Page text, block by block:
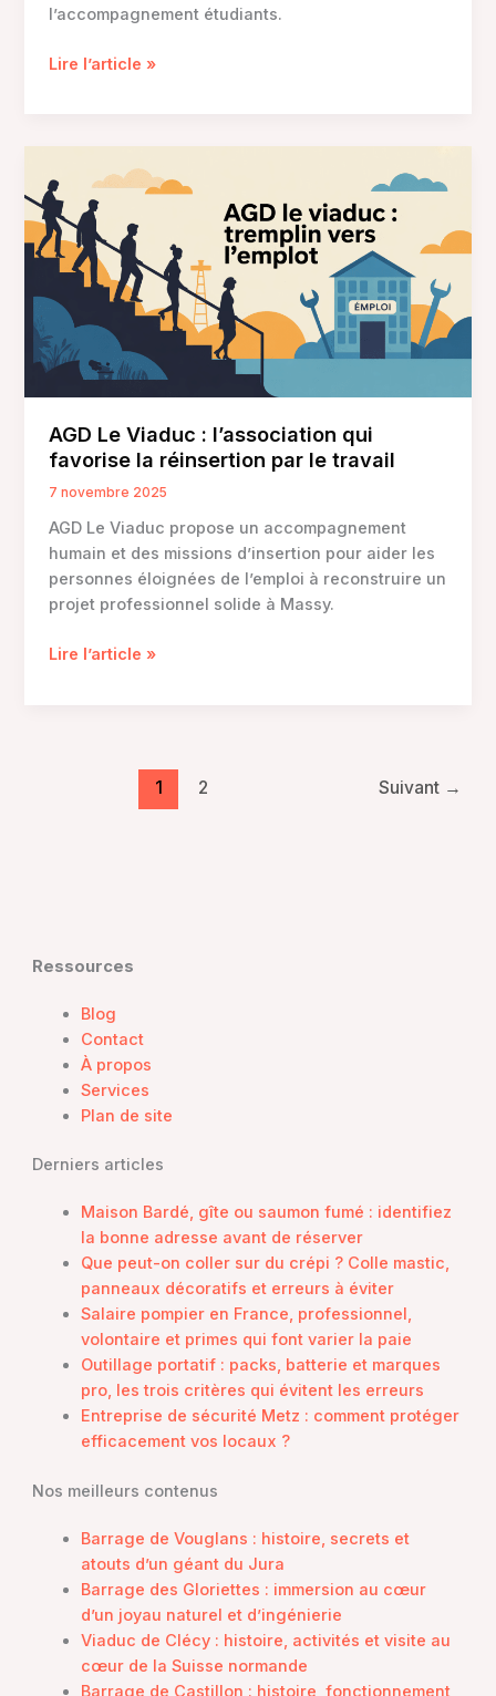
l’accompagnement étudiants.
École
:
comprendre
ses
atouts,
parcours
opportunités
Lire l’article »
AGD Le Viaduc : l’association qui
favorise la réinsertion par le travail
7 novembre 2025
AGD Le Viaduc propose un accompagnement
humain et des missions d’insertion pour aider les
personnes éloignées de l’emploi à reconstruire un
projet professionnel solide à Massy.
AGD
Lire l’article »
1 2 Suivant →
Ressources
Blog
Contact
À propos
Services
Plan de site
Derniers articles
Maison Bardé, gîte ou saumon fumé : identifiez
la bonne adresse avant de réserver
Que peut-on coller sur du crépi ? Colle mastic,
panneaux décoratifs et erreurs à éviter
Salaire pompier en France, professionnel,
volontaire et primes qui font varier la paie
Outillage portatif : packs, batterie et marques
pro, les trois critères qui évitent les erreurs
Entreprise de sécurité Metz : comment protéger
efficacement vos locaux ?
Nos meilleurs contenus
Barrage de Vouglans : histoire, secrets et
atouts d’un géant du Jura
Barrage des Gloriettes : immersion au cœur
d’un joyau naturel et d’ingénierie
Viaduc de Clécy : histoire, activités et visite au
cœur de la Suisse normande
Barrage de Castillon : histoire, fonctionnement